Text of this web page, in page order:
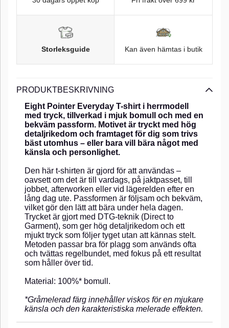
Storleksguide Kan även hämtas i butik
PRODUKTBESKRIVNING
Eight Pointer Everyday T-shirt i herrmodell
med tryck, tillverkad i mjuk bomull och med en
bekväm passform. Motivet är tryckt med hög
detaljrikedom och framtaget för dig som trivs
bäst utomhus – eller bara vill bära något med
känsla och personlighet.
Den här t-shirten är gjord för att användas –
oavsett om det är till vardags, på jaktpasset, till
jobbet, afterworken eller vid lägerelden efter en
lång dag ute. Passformen är följsam och bekväm,
vilket gör den lätt att bära under hela dagen.
Trycket är gjort med DTG-teknik (Direct to
Garment), som ger hög detaljrikedom och ett
mjukt tryck som följer tyget utan att kännas stelt.
Metoden passar bra för plagg som används ofta
och tvättas regelbundet, med fokus på ett resultat
som håller över tid.
Material: 100%* bomull.
*Gråmelerad färg innehåller viskos för en mjukare
känsla och den karakteristiska melerade effekten.